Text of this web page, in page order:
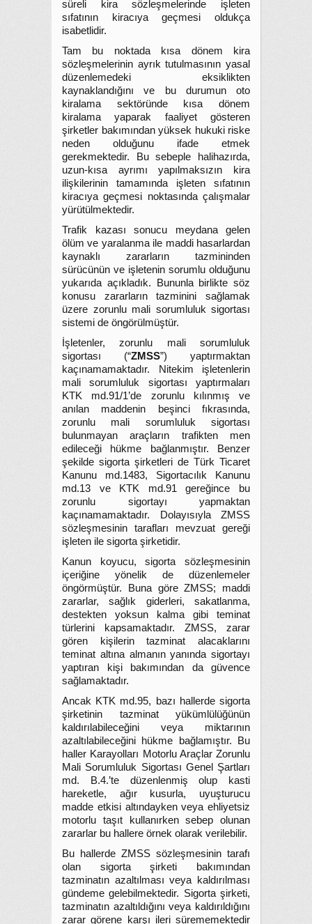
süreli kira sözleşmelerinde işleten
sıfatının kiracıya geçmesi oldukça
isabetlidir.
Tam bu noktada kısa dönem kira
sözleşmelerinin ayrık tutulmasının yasal
düzenlemedeki eksiklikten
kaynaklandığını ve bu durumun oto
kiralama sektöründe kısa dönem
kiralama yaparak faaliyet gösteren
şirketler bakımından yüksek hukuki riske
neden olduğunu ifade etmek
gerekmektedir. Bu sebeple halihazırda,
uzun-kısa ayrımı yapılmaksızın kira
ilişkilerinin tamamında işleten sıfatının
kiracıya geçmesi noktasında çalışmalar
yürütülmektedir.
Trafik kazası sonucu meydana gelen
ölüm ve yaralanma ile maddi hasarlardan
kaynaklı zararların tazmininden
sürücünün ve işletenin sorumlu olduğunu
yukarıda açıkladık. Bununla birlikte söz
konusu zararların tazminini sağlamak
üzere zorunlu mali sorumluluk sigortası
sistemi de öngörülmüştür.
İşletenler, zorunlu mali sorumluluk
sigortası (“ZMSS”) yaptırmaktan
kaçınamamaktadır. Nitekim işletenlerin
mali sorumluluk sigortası yaptırmaları
KTK md.91/1’de zorunlu kılınmış ve
anılan maddenin beşinci fıkrasında,
zorunlu mali sorumluluk sigortası
bulunmayan araçların trafikten men
edileceği hükme bağlanmıştır. Benzer
şekilde sigorta şirketleri de Türk Ticaret
Kanunu md.1483, Sigortacılık Kanunu
md.13 ve KTK md.91 gereğince bu
zorunlu sigortayı yapmaktan
kaçınamamaktadır. Dolayısıyla ZMSS
sözleşmesinin tarafları mevzuat gereği
işleten ile sigorta şirketidir.
Kanun koyucu, sigorta sözleşmesinin
içeriğine yönelik de düzenlemeler
öngörmüştür. Buna göre ZMSS; maddi
zararlar, sağlık giderleri, sakatlanma,
destekten yoksun kalma gibi teminat
türlerini kapsamaktadır. ZMSS, zarar
gören kişilerin tazminat alacaklarını
teminat altına almanın yanında sigortayı
yaptıran kişi bakımından da güvence
sağlamaktadır.
Ancak KTK md.95, bazı hallerde sigorta
şirketinin tazminat yükümlülüğünün
kaldırılabileceğini veya miktarının
azaltılabileceğini hükme bağlamıştır. Bu
haller Karayolları Motorlu Araçlar Zorunlu
Mali Sorumluluk Sigortası Genel Şartları
md. B.4.’te düzenlenmiş olup kasti
hareketle, ağır kusurla, uyuşturucu
madde etkisi altındayken veya ehliyetsiz
motorlu taşıt kullanırken sebep olunan
zararlar bu hallere örnek olarak verilebilir.
Bu hallerde ZMSS sözleşmesinin tarafı
olan sigorta şirketi bakımından
tazminatın azaltılması veya kaldırılması
gündeme gelebilmektedir. Sigorta şirketi,
tazminatın azaltıldığını veya kaldırıldığını
zarar görene karşı ileri sürememektedir